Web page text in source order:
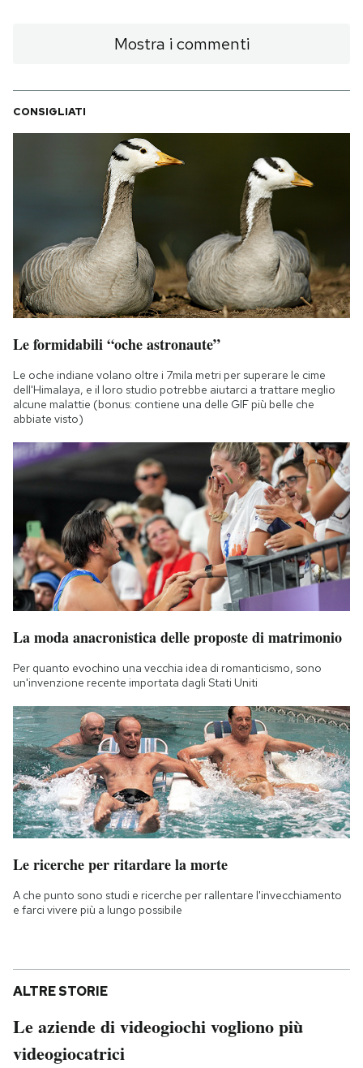
Mostra i commenti
CONSIGLIATI
Le formidabili “oche astronaute”
Le oche indiane volano oltre i 7mila metri per superare le cime
dell'Himalaya, e il loro studio potrebbe aiutarci a trattare meglio
alcune malattie (bonus: contiene una delle GIF più belle che
abbiate visto)
La moda anacronistica delle proposte di matrimonio
Per quanto evochino una vecchia idea di romanticismo, sono
un'invenzione recente importata dagli Stati Uniti
Le ricerche per ritardare la morte
A che punto sono studi e ricerche per rallentare l'invecchiamento
e farci vivere più a lungo possibile
ALTRE STORIE
Le aziende di videogiochi vogliono più
videogiocatrici